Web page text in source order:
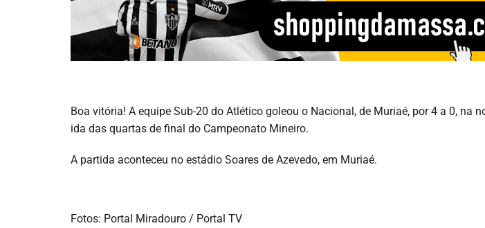
Boa vitória! A equipe Sub-20 do Atlético goleou o Nacional, de Muriaé, por 4 a 0, na
ida das quartas de final do Campeonato Mineiro.
A partida aconteceu no estádio Soares de Azevedo, em Muriaé.
Fotos: Portal Miradouro / Portal TV